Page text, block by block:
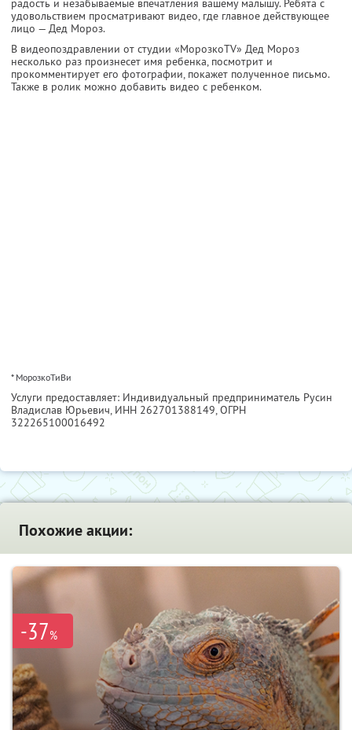
радость и незабываемые впечатления вашему малышу. Ребята с
удовольствием просматривают видео, где главное действующее
лицо — Дед Мороз.
В видеопоздравлении от студии «МорозкоTV» Дед Мороз
несколько раз произнесет имя ребенка, посмотрит и
прокомментирует его фотографии, покажет полученное письмо.
Также в ролик можно добавить видео с ребенком.
* МорозкоТиВи
Услуги предоставляет: Индивидуальный предприниматель Русин
Владислав Юрьевич, ИНН 262701388149, ОГРН
322265100016492
Похожие акции:
-37%